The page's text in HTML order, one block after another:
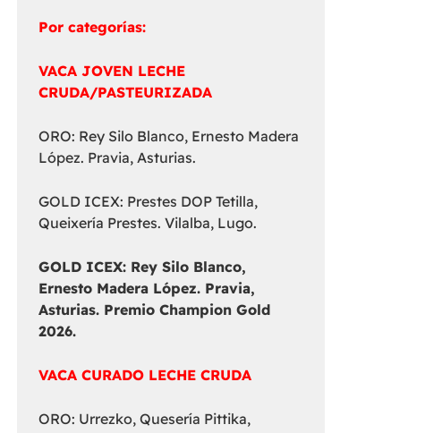
Por categorías:
VACA JOVEN LECHE
CRUDA/PASTEURIZADA
ORO: Rey Silo Blanco, Ernesto Madera
López. Pravia, Asturias.
GOLD ICEX: Prestes DOP Tetilla,
Queixería Prestes. Vilalba, Lugo.
GOLD ICEX: Rey Silo Blanco,
Ernesto Madera López. Pravia,
Asturias. Premio Champion Gold
2026.
VACA CURADO LECHE CRUDA
ORO: Urrezko, Quesería Pittika,